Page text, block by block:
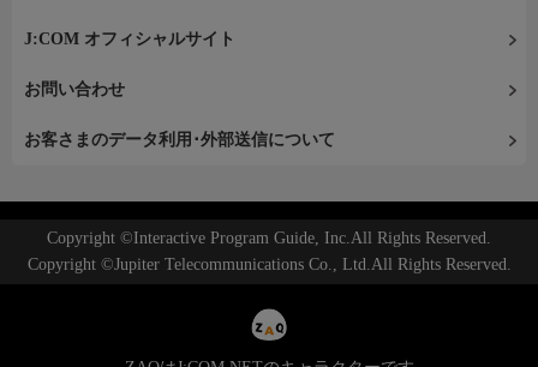
J:COM オフィシャルサイト
お問い合わせ
お客さまのデータ利用･外部送信について
Copyright ©Interactive Program Guide, Inc.All Rights Reserved.
Copyright ©Jupiter Telecommunications Co., Ltd.All Rights Reserved.